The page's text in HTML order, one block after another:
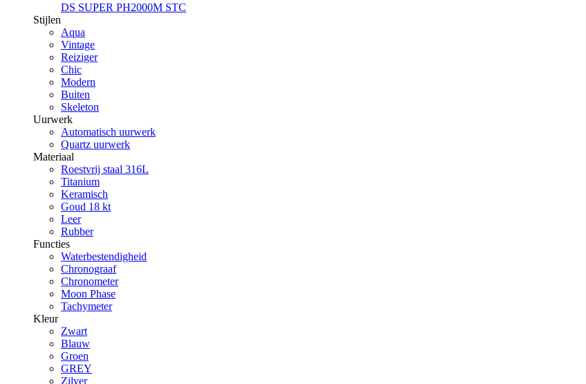
DS SUPER PH2000M STC
Stijlen
Aqua
Vintage
Reiziger
Chic
Modern
Buiten
Skeleton
Uurwerk
Automatisch uurwerk
Quartz uurwerk
Materiaal
Roestvrij staal 316L
Titanium
Keramisch
Goud 18 kt
Leer
Rubber
Functies
Waterbestendigheid
Chronograaf
Chronometer
Moon Phase
Tachymeter
Kleur
Zwart
Blauw
Groen
GREY
Zilver